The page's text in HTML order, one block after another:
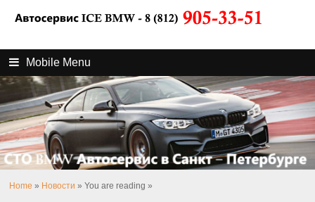
Mobile Menu
Home » Новости » You are reading »